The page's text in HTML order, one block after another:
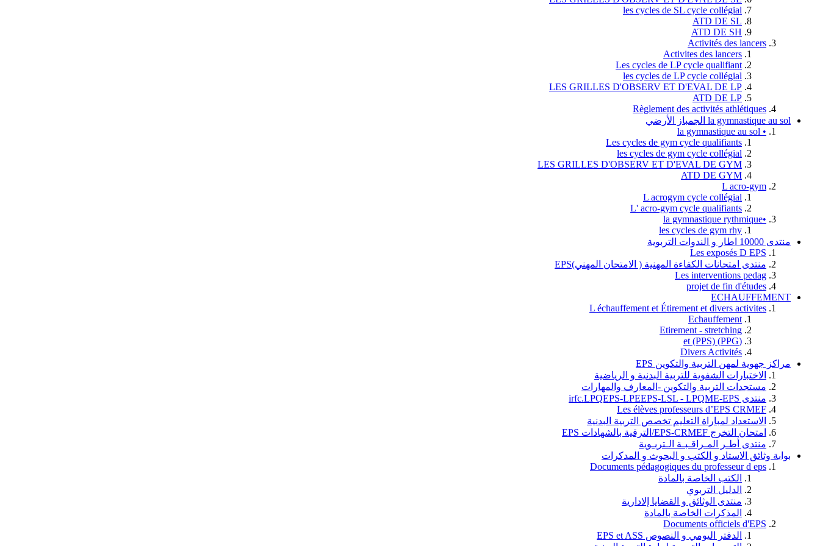
les cycles de SL cycle collégial
ATD DE SL
ATD DE SH
Activités des lancers
Activites des lancers
Les cycles de LP cycle qualifiant
les cycles de LP cycle collégial
LES GRILLES D'OBSERV ET D'EVAL DE LP
ATD DE LP
Règlement des activités athlétiques
la gymnastique au sol الجمباز الأرضي
• la gymnastique au sol
Les cycles de gym cycle qualifiants
les cycles de gym cycle collégial
LES GRILLES D'OBSERV ET D'EVAL DE GYM
ATD DE GYM
L acro-gym
L acrogym cycle collégial
L' acro-gym cycle qualifiants
•la gymnastique rythmique
les cycles de gym rhy
منتدى 10000 اطار و الندوات التربوية
Les exposés D EPS
منتدى امتحانات الكفاءة المهنية ( الامتحان المهني)EPS
Les interventions pedag
projet de fin d'études
ECHAUFFEMENT
L échauffement et Étirement et divers activites
Echauffement
Etirement - stretching
(PPG) et (PPS)
Divers Activités
مراكز جهوية لمهن التربية والتكوين EPS
الاختبارات الشفوية للتربية البدنية و الرياضية
مستجدات التربية والتكوين -المعارف والمهارات
منتدى irfc.LPQEPS-LPEEPS-LSL - LPQME-EPS
Les élèves professeurs d’EPS CRMEF
الاستعداد لمباراة التعليم تخصص التربية البدنية
امتحان التخرج EPS-CRMEF/الترقية بالشهادات EPS
منتدى أطـر المـراقـبـة الـتربـوية
بوابة وثائق الاستاد و الكتب و البحوث و المدكرات
Documents pédagogiques du professeur d eps
الكتب الخاصة بالمادة
الدليل التربوي
منتدى الوثائق و القضايا إلادارية
المذكرات الخاصة بالمادة
Documents officiels d'EPS
الدفتر اليومي و النصوص EPS et ASS